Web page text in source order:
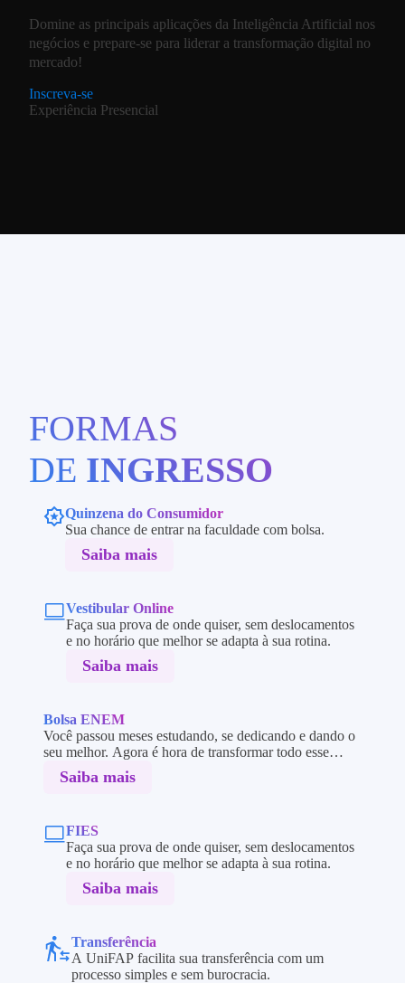
Domine as principais aplicações da Inteligência Artificial nos
negócios e prepare-se para liderar a transformação digital no
mercado!
Inscreva-se
Experiência Presencial
FORMAS
DE INGRESSO
Quinzena do Consumidor
Sua chance de entrar na faculdade com bolsa.
Saiba mais
Vestibular Online
Faça sua prova de onde quiser, sem deslocamentos
e no horário que melhor se adapta à sua rotina.
Saiba mais
Bolsa ENEM
Você passou meses estudando, se dedicando e dando o
seu melhor. Agora é hora de transformar todo esse
esforço em oportunidade!
Saiba mais
FIES
Faça sua prova de onde quiser, sem deslocamentos
e no horário que melhor se adapta à sua rotina.
Saiba mais
Transferência
A UniFAP facilita sua transferência com um
processo simples e sem burocracia.